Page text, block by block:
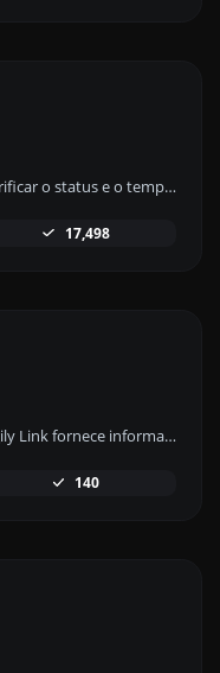
Use nossa ferramenta de ping para verificar o status e o tempo de resposta de qualquer site, servidor ou porta de forma rápida e eficiente.
17,498
A ferramenta de pesquisa de IP do Digily Link fornece informações detalhadas sobre qualquer endereço IP. Use este serviço online gratuito para obter dados abrangentes de IP.
140